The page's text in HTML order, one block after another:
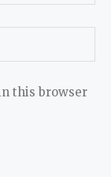
this browser